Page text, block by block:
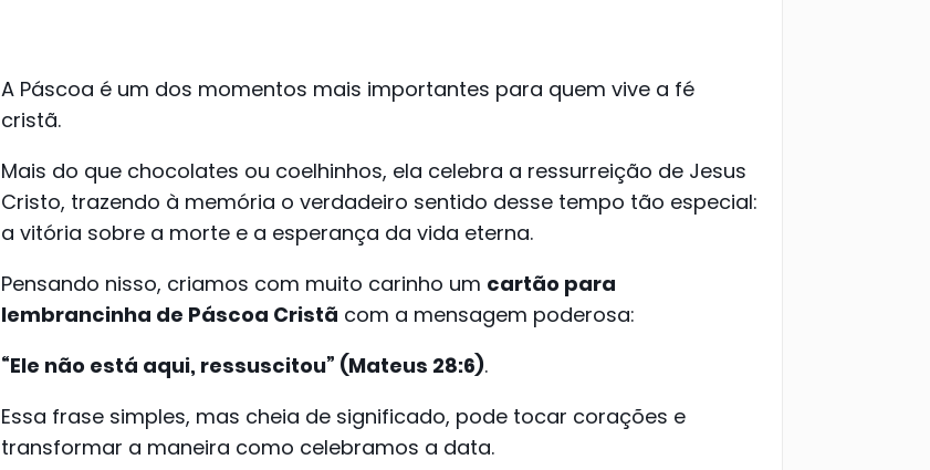
A Páscoa é um dos momentos mais importantes para quem vive a fé
cristã.
Mais do que chocolates ou coelhinhos, ela celebra a ressurreição de Jesus
Cristo, trazendo à memória o verdadeiro sentido desse tempo tão especial:
a vitória sobre a morte e a esperança da vida eterna.
Pensando nisso, criamos com muito carinho um cartão para
lembrancinha de Páscoa Cristã com a mensagem poderosa:
“Ele não está aqui, ressuscitou” (Mateus 28:6).
Essa frase simples, mas cheia de significado, pode tocar corações e
transformar a maneira como celebramos a data.